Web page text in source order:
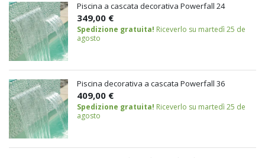
Piscina a cascata decorativa Powerfall 24
349,00 €
Spedizione gratuita! Riceverlo su martedì 25 de
agosto
Piscina decorativa a cascata Powerfall 36
409,00 €
Spedizione gratuita! Riceverlo su martedì 25 de
agosto